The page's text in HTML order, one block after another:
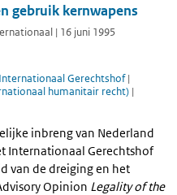
gebruik kernwapens
| 16 juni 1995
Gerechtshof|
humanitair recht) |
inbreng van Nederland
Internationaal Gerechtshof
van de dreiging en het
Opinion Legality of the